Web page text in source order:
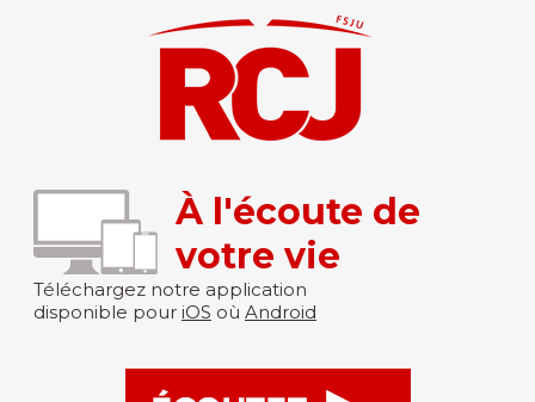
À l'écoute de
votre vie
Téléchargez notre application
disponible pour iOS où Android